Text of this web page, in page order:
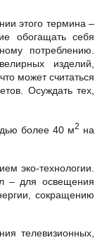
этого термина –
обогащать себя
потреблению.
изделий,
может считаться
Осуждать тех,
более 40 м2 на
эко-технологии.
– для освещения
сокращению
телевизионных,